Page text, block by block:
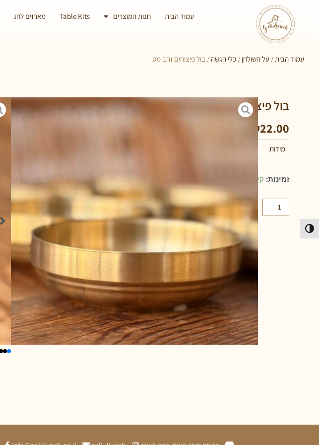
הפעל/כבה ניגודיות גבוהה
עמוד הבית חנות המוצרים Table Kits מארזים לחג
עמוד הבית/ על השולחן / כלי הגשה/ בול פיצוחים זהב מט
בול פיצוחים זהב מט
₪22.00
מידות
זמינות: קיים במלאי
הוספה לסל